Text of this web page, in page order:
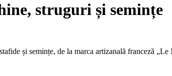
struguri și semințe
și semințe, de la marca artizanală franceză